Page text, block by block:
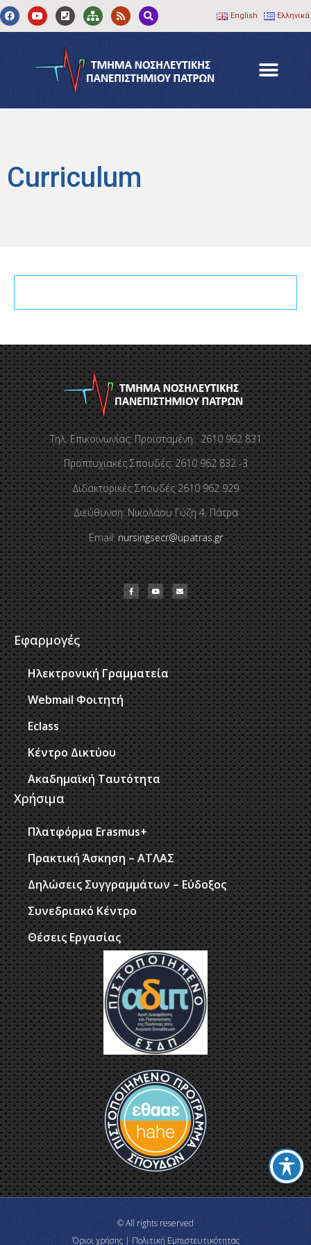
English Ελληνικά
Curriculum
Τηλ. Επικοινωνίας: Προϊσταμένη: 2610 962 831
Προπτυχιακές Σπουδές: 2610 962 832 -3
Διδακτορικές Σπουδές 2610 962 929
Διεύθυνση: Νικολάου Γύζη 4, Πάτρα
Email:nursingsecr@upatras.gr
Εφαρμογές
Ηλεκτρονική Γραμματεία
Webmail Φοιτητή
Eclass
Κέντρο Δικτύου
Ακαδημαϊκή Ταυτότητα
Χρήσιμα
Πλατφόρμα Erasmus+
Πρακτική Άσκηση – ΑΤΛΑΣ
Δηλώσεις Συγγραμμάτων – Εύδοξος
Συνεδριακό Κέντρο
Θέσεις Εργασίας
© All rights reserved
Όριοι χρήσης | Πολιτική Εμπιστευτικότητας